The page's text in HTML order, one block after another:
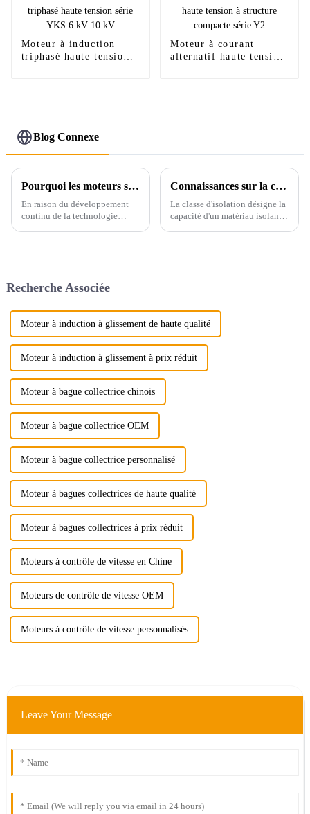
Moteur à induction
triphasé haute tension
Moteur à courant
alternatif haute tension
Blog Connexe
Pourquoi les moteurs sont-ils plus susceptibles de griller maintenant qu’avant ?
En raison du développement
continu de la technologie
moteurs de plus en plus
Connaissances sur la classification de l'isolation des moteurs électriques
La classe d'isolation désigne la
capacité d'un matériau isolant à
Recherche Associée
Moteur à induction à glissement de haute qualité
Moteur à induction à glissement à prix réduit
Moteur à bague collectrice chinois
Moteur à bague collectrice OEM
Moteur à bague collectrice personnalisé
Moteur à bagues collectrices de haute qualité
Moteur à bagues collectrices à prix réduit
Moteurs à contrôle de vitesse en Chine
Moteurs de contrôle de vitesse OEM
Moteurs à contrôle de vitesse personnalisés
Leave Your Message